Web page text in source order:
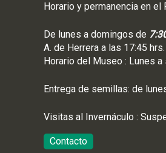
Horario y permanencia en el
De lunes a domingos de
A. de Herrera a las 17:45
Horario del Museo : Lunes
Entrega de semillas: de
Visitas al Invernáculo :
Contacto